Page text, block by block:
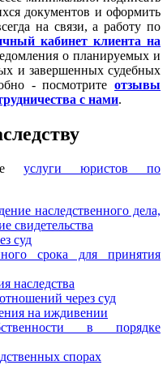
документов и оформить
на связи, а работу по
кабинет клиента на
о планируемых и
и завершенных судебных
- посмотрите отзывы
с нами.
услуги юристов по
наследственного дела,
свидетельства
суд
срока для принятия
наследства
через суд
на иждивении
в порядке
спорах